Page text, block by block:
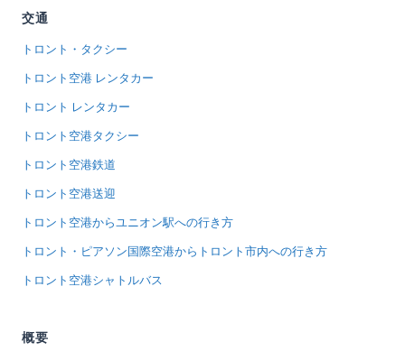
交通
トロント・タクシー
トロント空港 レンタカー
トロント レンタカー
トロント空港タクシー
トロント空港鉄道
トロント空港送迎
トロント空港からユニオン駅への行き方
トロント・ピアソン国際空港からトロント市内への行き方
トロント空港シャトルバス
概要